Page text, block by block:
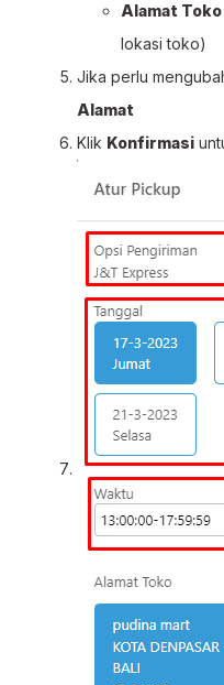
Alamat Toko
lokasi toko)
Jika perlu
Alamat
Klik Konfirmasi